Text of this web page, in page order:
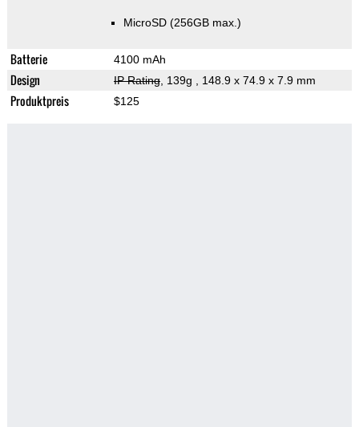
MicroSD (256GB max.)
Batterie 4100 mAh
Design IP Rating, 139g , 148.9 x 74.9 x 7.9 mm
Produktpreis $125